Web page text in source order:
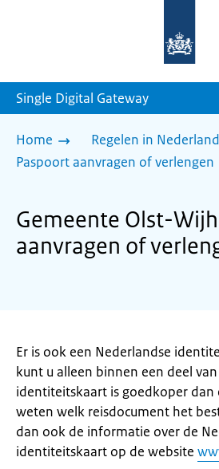
homepage
Single Digital Gateway
Home
Regelen in Nederland
Paspoort aanvragen of verlengen
Gemeente Olst-
aanvragen of
Er is ook een Nederlandse
kunt u alleen binnen een deel
identiteitskaart is goedkoper dan
weten welk reisdocument het
dan ook de informatie over de
identiteitskaart op de website